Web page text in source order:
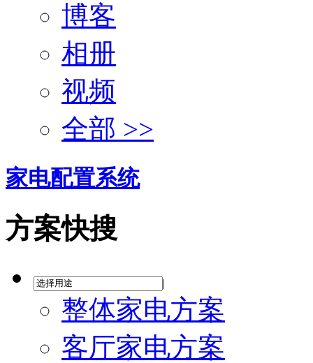
博客
相册
视频
全部 >>
家电配置系统
方案快搜
|
整体家电方案
客厅家电方案